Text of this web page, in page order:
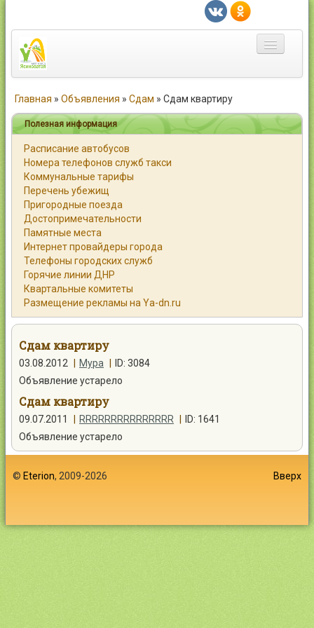
Город
Статьи
Каталог
Справочник
Работа
Объявления
Помощь
Контакты
Главная » Объявления » Сдам » Сдам квартиру
Полезная информация
Расписание автобусов
Номера телефонов служб такси
Коммунальные тарифы
Перечень убежищ
Пригородные поезда
Достопримечательности
Памятные места
Интернет провайдеры города
Телефоны городских служб
Горячие линии ДНР
Квартальные комитеты
Размещение рекламы на Ya-dn.ru
Сдам квартиру
03.08.2012 Мура
ID: 3084
Объявление устарело
Сдам квартиру
09.07.2011 RRRRRRRRRRRRRRR
ID: 1641
Объявление устарело
© Eterion, 2009-2026 Вверх